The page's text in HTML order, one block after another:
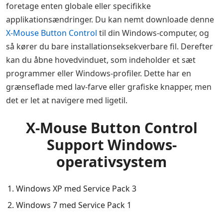
foretage enten globale eller specifikke
applikationsændringer. Du kan nemt downloade denne
X-Mouse Button Control til din Windows-computer, og
så kører du bare installationseksekverbare fil. Derefter
kan du åbne hovedvinduet, som indeholder et sæt
programmer eller Windows-profiler. Dette har en
grænseflade med lav-farve eller grafiske knapper, men
det er let at navigere med ligetil.
X-Mouse Button Control
Support Windows-
operativsystem
Windows XP med Service Pack 3
Windows 7 med Service Pack 1